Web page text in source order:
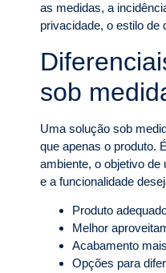
as medidas, a
privacidade, o estilo de
sob
Uma solução sob
que apenas o produto.
ambiente, o objetivo
e a funcionalidade
Produto
Melhor
Acabamento
Opções para